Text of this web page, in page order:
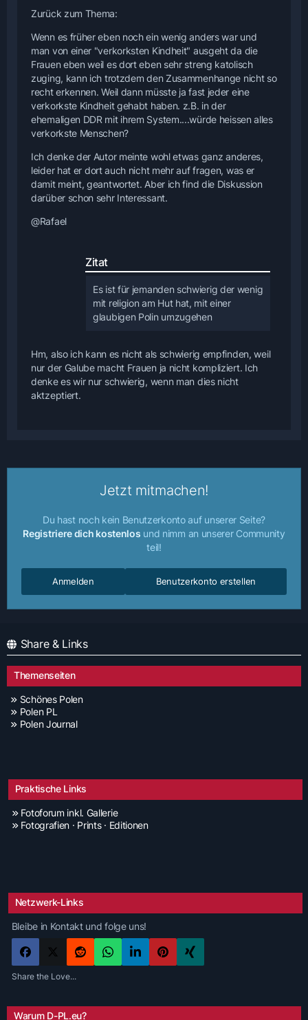
Zurück zum Thema:
Wenn es früher eben noch ein wenig anders war und
man von einer "verkorksten Kindheit" ausgeht da die
Frauen eben weil es dort eben sehr streng katolisch
zuging, kann ich trotzdem den Zusammenhange nicht so
recht erkennen. Weil dann müsste ja fast jeder eine
verkorkste Kindheit gehabt haben. z.B. in der
ehemaligen DDR mit ihrem System....würde heissen alles
verkorkste Menschen?
Ich denke der Autor meinte wohl etwas ganz anderes,
leider hat er dort auch nicht mehr auf fragen, was er
damit meint, geantwortet. Aber ich find die Diskussion
darüber schon sehr Interessant.
@Rafael
Zitat
Es ist für jemanden schwierig der wenig
mit religion am Hut hat, mit einer
glaubigen Polin umzugehen
Hm, also ich kann es nicht als schwierig empfinden, weil
nur der Galube macht Frauen ja nicht kompliziert. Ich
denke es wir nur schwierig, wenn man dies nicht
aktzeptiert.
Jetzt mitmachen!
Du hast noch kein Benutzerkonto auf unserer Seite?
Registriere dich kostenlos und nimm an unserer Community
teil!
Benutzerkonto erstellen
Anmelden
Share & Links
Themenseiten
Schönes Polen
Polen PL
Polen Journal
Praktische Links
Fotoforum inkl. Gallerie
Fotografien · Prints · Editionen
Netzwerk-Links
Bleibe in Kontakt und folge uns!
Share the Love...
Warum D-PL.eu?